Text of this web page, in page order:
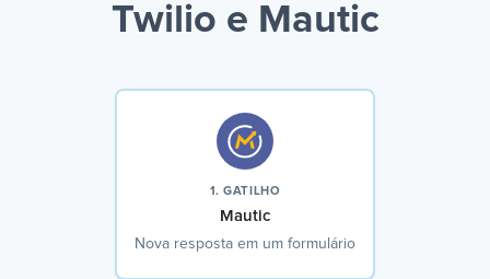
Twilio e Mautic
1. GATILHO
Mautic
Nova resposta em um formulário